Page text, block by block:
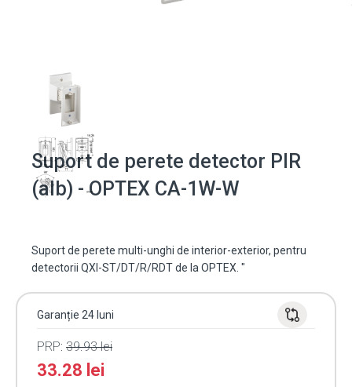
Suport de perete detector PIR
(alb) - OPTEX CA-1W-W
Suport de perete multi-unghi de interior-exterior, pentru
detectorii QXI-ST/DT/R/RDT de la OPTEX. "
Garanție 24 luni
PRP: 39.93lei
33.28 lei